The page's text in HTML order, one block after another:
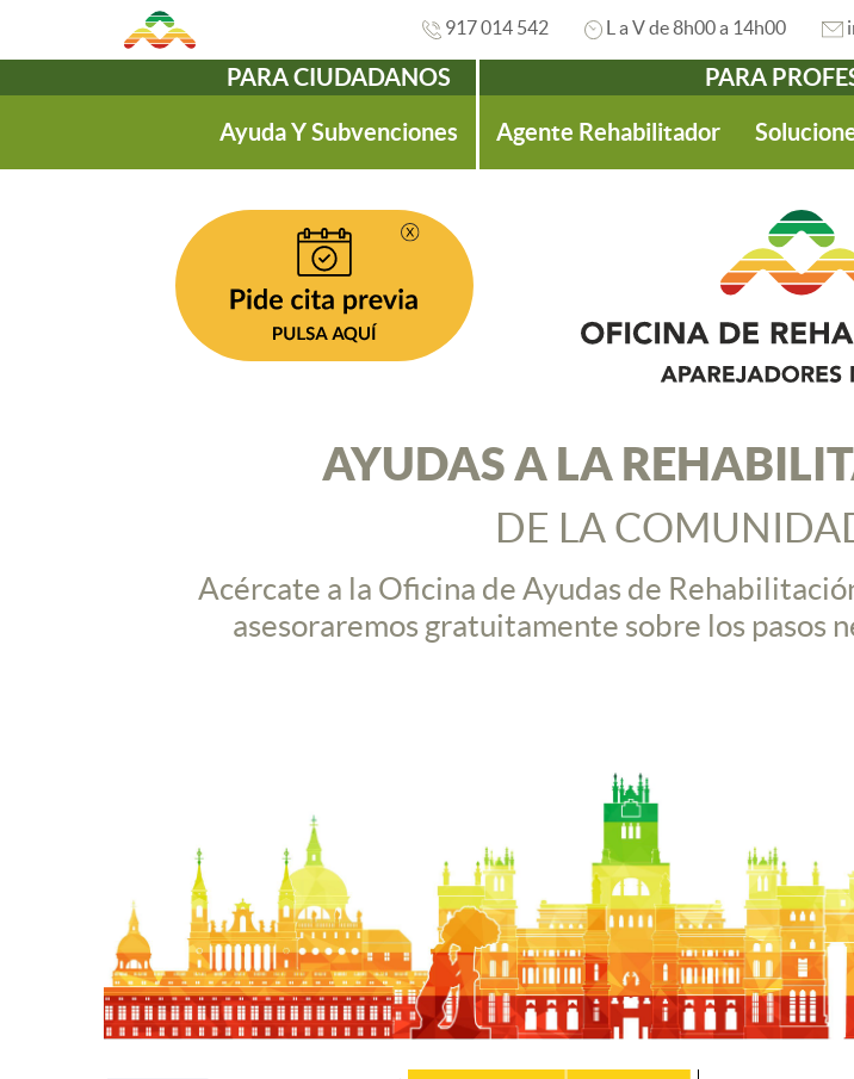
917 014 542 L a V de 8h00 a 14h00
Navegación
PARA CIUDADANOS
Ayuda Y Subvenciones
PARA
Agente Rehabilitador
AYUDAS A LA
DE LA
Acércate a la Oficina de Ayudas de
asesoraremos gratuitamente sobre los pasos